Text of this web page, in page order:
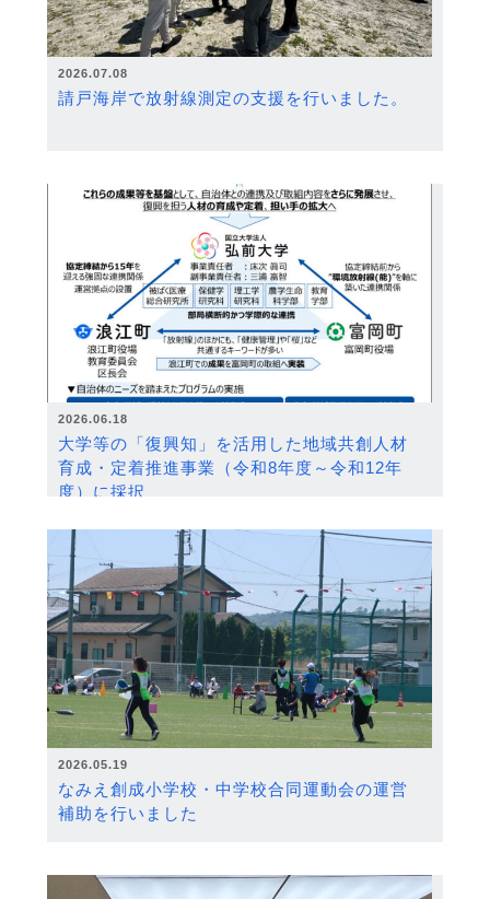
2026.07.08
請戸海岸で放射線測定の支援を行いました。
2026.06.18
大学等の「復興知」を活用した地域共創人材
育成・定着推進事業（令和8年度～令和12年
度）に採択
2026.05.19
なみえ創成小学校・中学校合同運動会の運営
補助を行いました